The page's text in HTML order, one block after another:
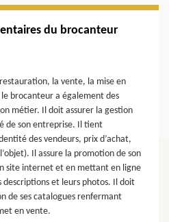
du brocanteur
la vente, la mise en
brocanteur a également des
métier. Il doit assurer la gestion
de son entreprise. Il tient
des vendeurs, prix d’achat,
Il assure la promotion de son
site internet et en mettant en ligne
descriptions et leurs photos. Il doit
de ses catalogues renfermant
en vente.